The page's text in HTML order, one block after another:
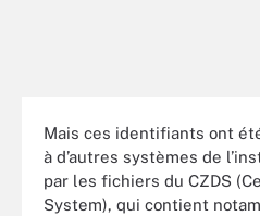
Mais ces identifiants ont
à d’autres systèmes de
par les fichiers du CZDS
System), qui contient